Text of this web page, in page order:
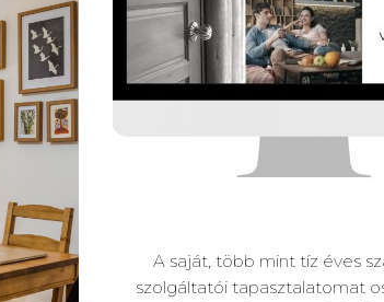
A saját, több mint tíz éves
szolgáltatói tapasztalatomat